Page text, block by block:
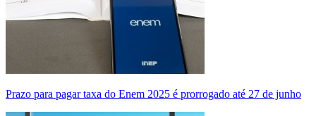
Prazo para pagar taxa do Enem 2025 é prorrogado até 27 de junho